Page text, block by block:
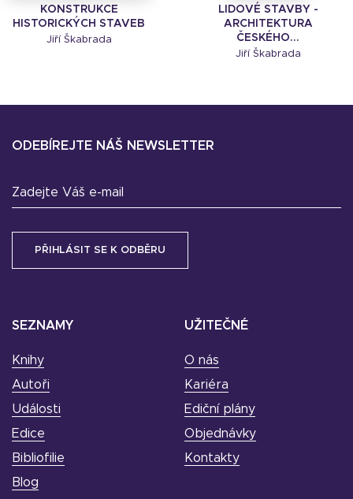
KONSTRUKCE
HISTORICKÝCH STAVEB
Jiří Škabrada
LIDOVÉ STAVBY -
ARCHITEKTURA
ČESKÉHO...
Jiří Škabrada
SEZNAMY
Knihy
Autoři
Události
Edice
Bibliofilie
Blog
UŽITEČNÉ
O nás
Kariéra
Ediční plány
Objednávky
Kontakty
ODEBÍREJTE NÁŠ NEWSLETTER
Zadejte Váš e-mail